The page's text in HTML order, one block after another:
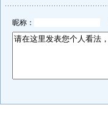
昵称：